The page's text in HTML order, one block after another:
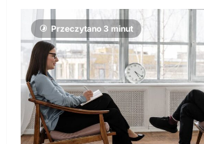
Przeczytano 3 minut